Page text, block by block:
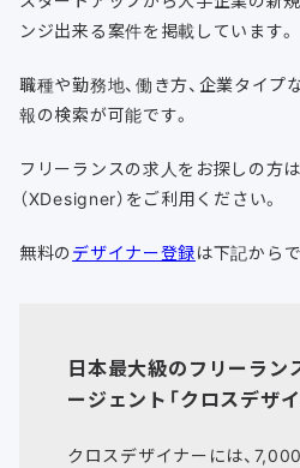
ンジ出来る案件を掲載しています。
職種や勤務地、働き方、企業タイプ
報の検索が可能です。
フリーランスの求人をお探しの方
（XDesigner）をご利用ください。
無料のデザイナー登録は下記から
日本最大級のフリーラン
ージェント「クロスデザイ
クロスデザイナーには、